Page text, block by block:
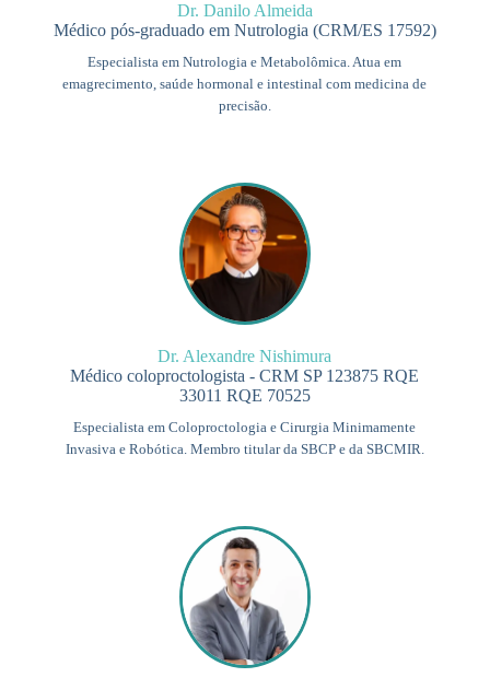
Dr. Danilo Almeida
Médico pós-graduado em Nutrologia (CRM/ES 17592)
Especialista em Nutrologia e Metabolômica. Atua em
emagrecimento, saúde hormonal e intestinal com medicina de
precisão.
Dr. Alexandre Nishimura
Médico coloproctologista - CRM SP 123875 RQE
33011 RQE 70525
Especialista em Coloproctologia e Cirurgia Minimamente
Invasiva e Robótica. Membro titular da SBCP e da SBCMIR.